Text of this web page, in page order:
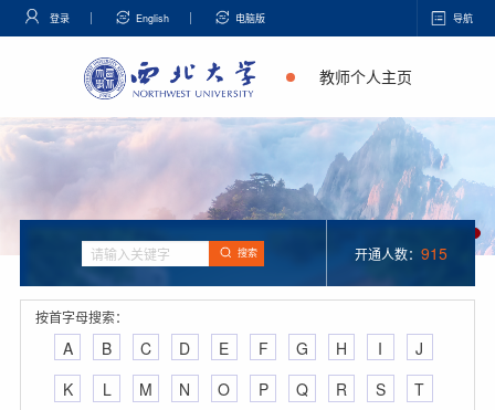
登录 English 电脑版 导航
教师个人主页
搜索 开通人数： 915
按首字母搜索：
A B C D E F G H I
J
K
L M N O P Q R S
T